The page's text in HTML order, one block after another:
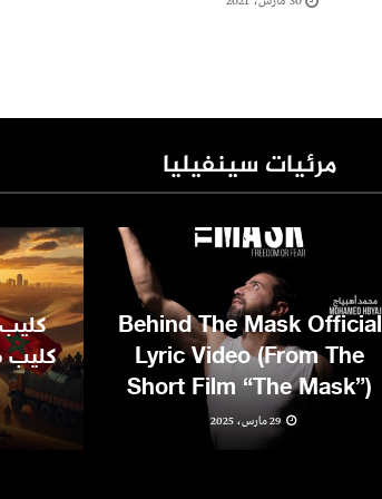
مرئيات سينفيليا
Behind The Mask Official
Lyric Video (From The
Short Film “The Mask”)
29 مارس، 2025
كليب